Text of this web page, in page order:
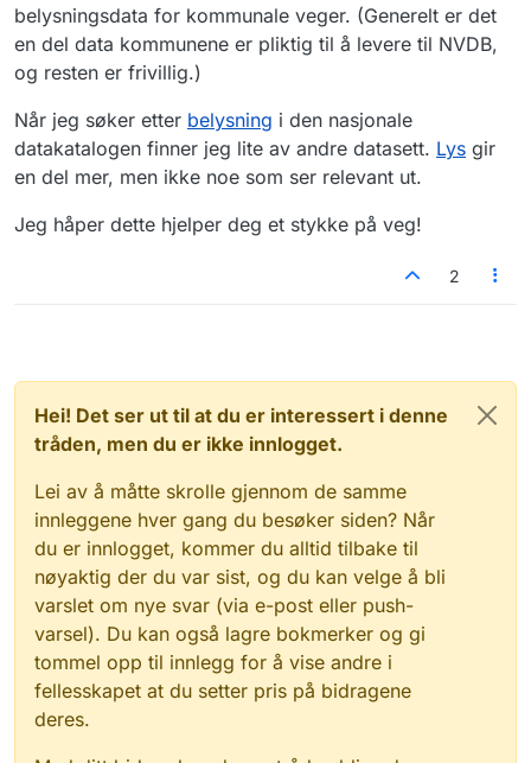
belysningsdata for kommunale veger. (Generelt er det
en del data kommunene er pliktig til å levere til NVDB,
og resten er frivillig.)
Når jeg søker etter belysning i den nasjonale
datakatalogen finner jeg lite av andre datasett. Lys gir
en del mer, men ikke noe som ser relevant ut.
Jeg håper dette hjelper deg et stykke på veg!
2
Hei! Det ser ut til at du er interessert i denne
tråden, men du er ikke innlogget.
Lei av å måtte skrolle gjennom de samme
innleggene hver gang du besøker siden? Når
du er innlogget, kommer du alltid tilbake til
nøyaktig der du var sist, og du kan velge å bli
varslet om nye svar (via e-post eller push-
varsel). Du kan også lagre bokmerker og gi
tommel opp til innlegg for å vise andre i
fellesskapet at du setter pris på bidragene
deres.